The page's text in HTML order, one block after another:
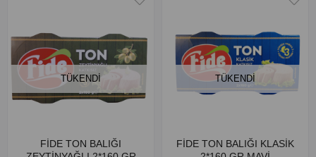
TÜKENDI
FİDE TON BALIĞI
TÜKENDI
FİDE TON BALIĞI KLASİK